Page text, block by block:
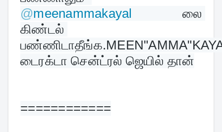
@meenammakayal லை
கிண்டல்
டைரக்டா சென்ட்ரல் ஜெயில் தான்
============